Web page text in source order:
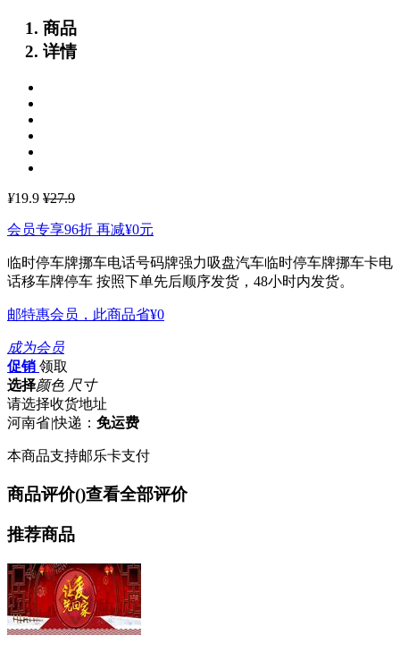
商品
详情
¥19.9 ¥27.9
会员专享96折 再减¥0元
临时停车牌挪车电话号码牌强力吸盘汽车临时停车牌挪车卡电
话移车牌停车 按照下单先后顺序发货，48小时内发货。
邮特惠会员，此商品省¥0
成为会员
促销 领取
选择颜色 尺寸
请选择收货地址
河南省|快递： 免运费
本商品支持邮乐卡支付
商品评价()查看全部评价
推荐商品